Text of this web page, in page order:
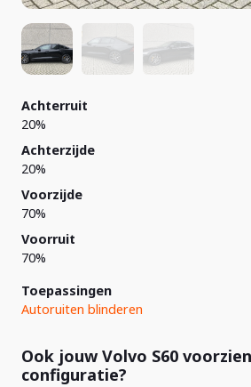
Achterruit
20%
Achterzijde
20%
Voorzijde
70%
Voorruit
70%
Toepassingen
Autoruiten blinderen
Ook jouw Volvo S60
configuratie?